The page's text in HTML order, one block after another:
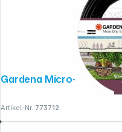
Artikel-Nr.:773712